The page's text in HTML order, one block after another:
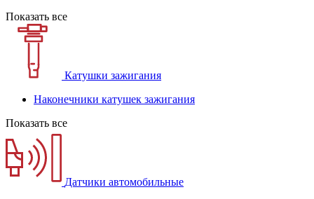
Показать все
Катушки зажигания
Наконечники катушек зажигания
Показать все
Датчики автомобильные